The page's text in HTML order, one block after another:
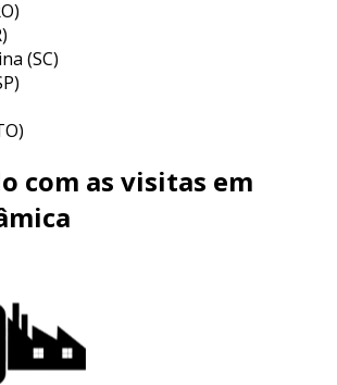
extremas, essencial para o
de metais.
cerâmica:
cerâmicas, permitindo
sejam queimadas em altas
produto final.
energia:utilizada em
promovendo
(SC)
com as visitas em